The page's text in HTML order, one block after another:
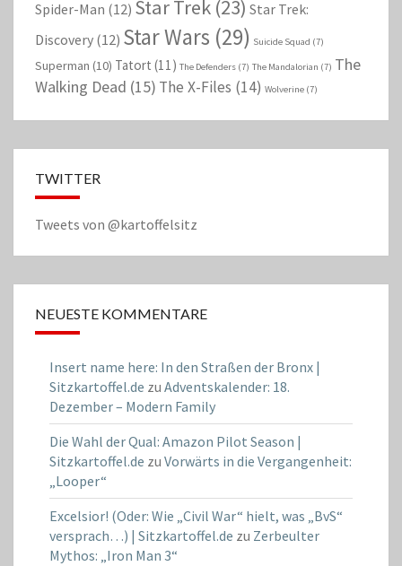
Spider-Man (12) Star Trek (23) Star Trek:
Discovery (12) Star Wars (29) Suicide Squad (7)
Superman (10) Tatort (11) The Defenders (7) The Mandalorian (7) The
Walking Dead (15) The X-Files (14) Wolverine (7)
TWITTER
Tweets von @kartoffelsitz
NEUESTE KOMMENTARE
Insert name here: In den Straßen der Bronx |
Sitzkartoffel.de zu Adventskalender: 18.
Dezember – Modern Family
Die Wahl der Qual: Amazon Pilot Season |
Sitzkartoffel.de zu Vorwärts in die Vergangenheit:
„Looper“
Excelsior! (Oder: Wie „Civil War“ hielt, was „BvS“
versprach…) | Sitzkartoffel.de zu Zerbeulter
Mythos: „Iron Man 3“